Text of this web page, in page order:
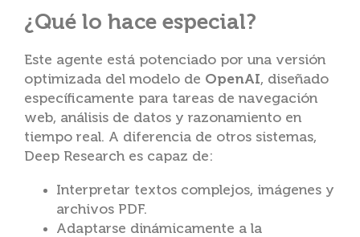
¿Qué lo hace especial?
Este agente está potenciado por una versión
optimizada del modelo de OpenAI, diseñado
específicamente para tareas de navegación
web, análisis de datos y razonamiento en
tiempo real. A diferencia de otros sistemas,
Deep Research es capaz de:
Interpretar textos complejos, imágenes y
archivos PDF.
Adaptarse dinámicamente a la